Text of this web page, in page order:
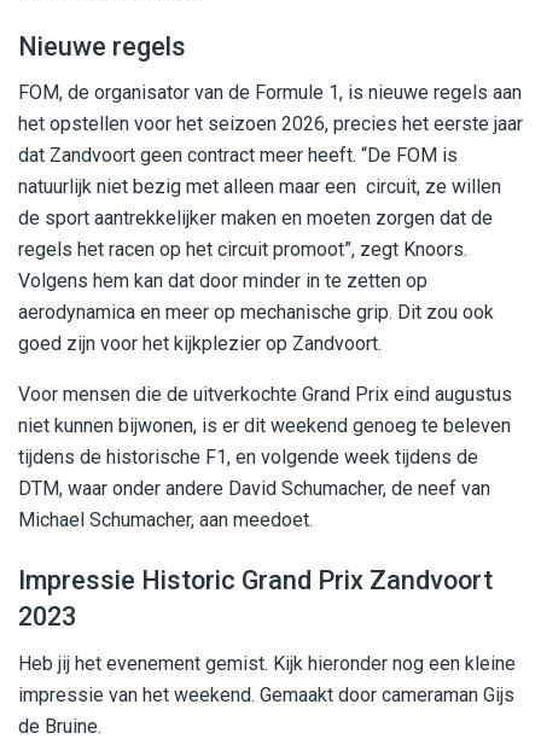
Nieuwe regels
FOM, de organisator van de Formule 1, is nieuwe regels aan
het opstellen voor het seizoen 2026, precies het eerste jaar
dat Zandvoort geen contract meer heeft. “De FOM is
natuurlijk niet bezig met alleen maar een circuit, ze willen
de sport aantrekkelijker maken en moeten zorgen dat de
regels het racen op het circuit promoot”, zegt Knoors.
Volgens hem kan dat door minder in te zetten op
aerodynamica en meer op mechanische grip. Dit zou ook
goed zijn voor het kijkplezier op Zandvoort.
Voor mensen die de uitverkochte Grand Prix eind augustus
niet kunnen bijwonen, is er dit weekend genoeg te beleven
tijdens de historische F1, en volgende week tijdens de
DTM, waar onder andere David Schumacher, de neef van
Michael Schumacher, aan meedoet.
Impressie Historic Grand Prix Zandvoort
2023
Heb jij het evenement gemist. Kijk hieronder nog een kleine
impressie van het weekend. Gemaakt door cameraman Gijs
de Bruine.